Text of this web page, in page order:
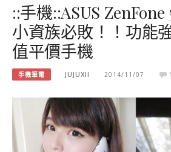
::手機::ASUS ZenFone
小資族必敗！！功能
值平價手機
手機筆電 JUJUXII 2014/11/07 1